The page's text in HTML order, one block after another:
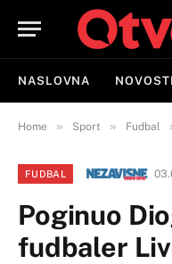
NASLOVNA NOVOSTI
Home » Sport » Fudbal
FUDBAL
Poginuo
fudbaler